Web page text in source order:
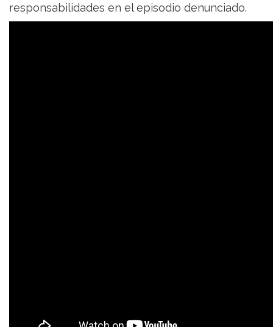
responsabilidades en el episodio denunciado.